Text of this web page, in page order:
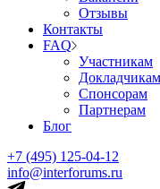
Отзывы
Контакты
FAQ
Участникам
Докладчикам
Спонсорам
Партнерам
Блог
+7 (495) 125-04-12
info@interforums.ru